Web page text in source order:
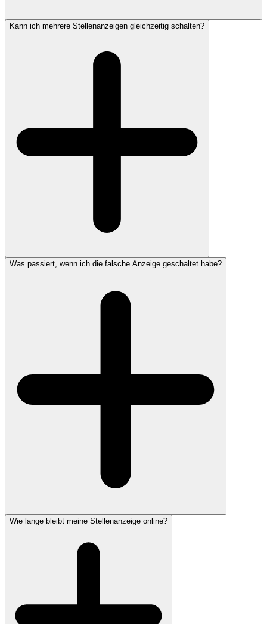
Kann ich mehrere Stellenanzeigen gleichzeitig schalten?
Was passiert, wenn ich die falsche Anzeige geschaltet habe?
Wie lange bleibt meine Stellenanzeige online?